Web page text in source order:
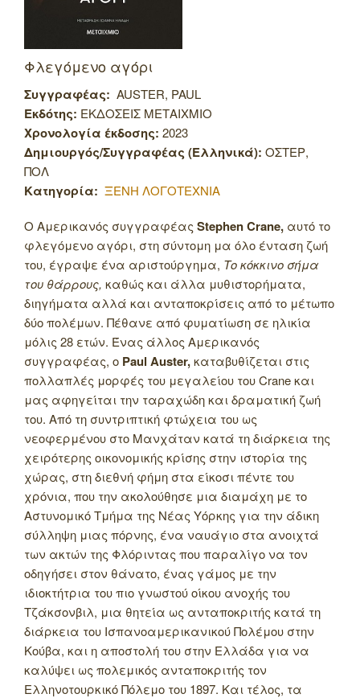
Φλεγόμενο αγόρι
Συγγραφέας: AUSTER, PAUL
Εκδότης: ΕΚΔΟΣΕΙΣ ΜΕΤΑΙΧΜΙΟ
Χρονολογία έκδοσης: 2023
Δημιουργός/Συγγραφέας (Ελληνικά): ΟΣΤΕΡ,
ΠΟΛ
Κατηγορία: ΞΕΝΗ ΛΟΓΟΤΕΧΝΙΑ
Ο Αμερικανός συγγραφέας Stephen Crane, αυτό το
φλεγόμενο αγόρι, στη σύντομη μα όλο ένταση ζωή
του, έγραψε ένα αριστούργημα, Το κόκκινο σήμα
του θάρρους, καθώς και άλλα μυθιστορήματα,
διηγήματα αλλά και ανταποκρίσεις από το μέτωπο
δύο πολέμων. Πέθανε από φυματίωση σε ηλικία
μόλις 28 ετών. Ένας άλλος Αμερικανός
συγγραφέας, ο Paul Auster,καταβυθίζεται στις
πολλαπλές μορφές του μεγαλείου του Crane και
μας αφηγείται την ταραχώδη και δραματική ζωή
του. Από τη συντριπτική φτώχεια του ως
νεοφερμένου στο Μανχάταν κατά τη διάρκεια της
χειρότερης οικονομικής κρίσης στην ιστορία της
χώρας, στη διεθνή φήμη στα είκοσι πέντε του
χρόνια, που την ακολούθησε μια διαμάχη με το
Αστυνομικό Τμήμα της Νέας Υόρκης για την άδικη
σύλληψη μιας πόρνης, ένα ναυάγιο στα ανοιχτά
των ακτών της Φλόριντας που παραλίγο να τον
οδηγήσει στον θάνατο, ένας γάμος με την
ιδιοκτήτρια του πιο γνωστού οίκου ανοχής του
Τζάκσονβιλ, μια θητεία ως ανταποκριτής κατά τη
διάρκεια του Ισπανοαμερικανικού Πολέμου στην
Κούβα, και η αποστολή του στην Ελλάδα για να
καλύψει ως πολεμικός ανταποκριτής τον
Ελληνοτουρκικό Πόλεμο του 1897. Και τέλος, τα